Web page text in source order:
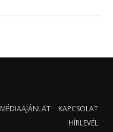
MÉDIAAJÁNLAT
KAPCSOLAT
HÍRLEVÉL